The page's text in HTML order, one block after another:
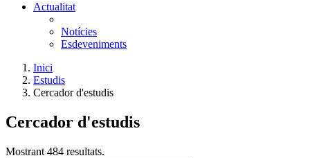
Actualitat
Notícies
Esdeveniments
Inici
Estudis
Cercador d'estudis
Cercador d'estudis
Mostrant 484 resultats.